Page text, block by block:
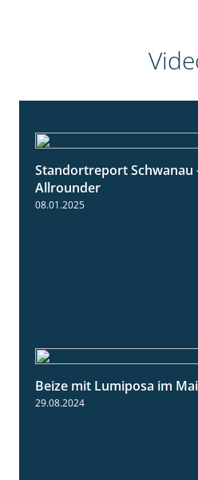
Standortreport Schwanau
Allrounder
08.01.2025
Beize mit Lumiposa im
29.08.2024